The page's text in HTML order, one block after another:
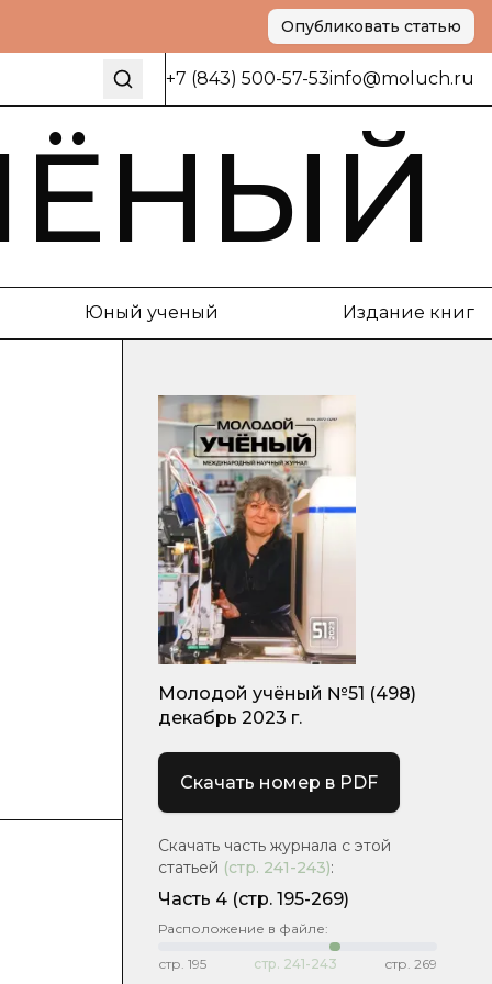
Опубликовать статью
+7 (843) 500-57-53info@moluch.ru
Юный ученый Издание книг
Молодой учёный №51 (498)
декабрь 2023 г.
Скачать номер в PDF
Скачать часть журнала с этой
статьей (стр. 241-243):
Часть 4 (стр. 195-269)
Расположение в файле:
стр. 195 стр. 241-243 стр. 269